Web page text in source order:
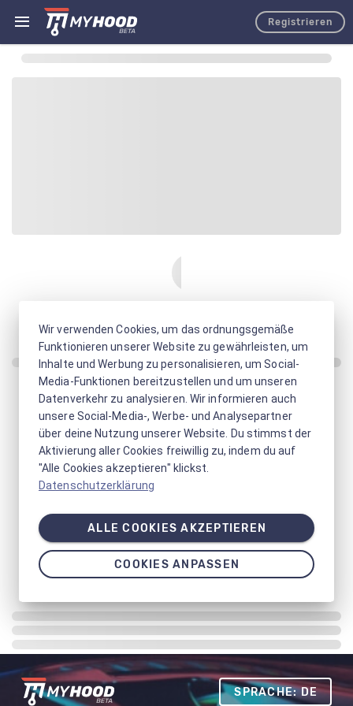
Registrieren
SPRACHE: DE
Wir verwenden Cookies, um das ordnungsgemäße
Funktionieren unserer Website zu gewährleisten, um
Inhalte und Werbung zu personalisieren, um Social-
Media-Funktionen bereitzustellen und um unseren
Datenverkehr zu analysieren. Wir informieren auch
unsere Social-Media-, Werbe- und Analysepartner
über deine Nutzung unserer Website. Du stimmst der
Aktivierung aller Cookies freiwillig zu, indem du auf
"Alle Cookies akzeptieren" klickst.
Datenschutzerklärung
ALLE COOKIES AKZEPTIEREN
COOKIES ANPASSEN